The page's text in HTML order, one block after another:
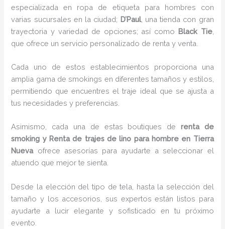
especializada en ropa de etiqueta para hombres con
varias sucursales en la ciudad; D’Paul, una tienda con gran
trayectoria y variedad de opciones; así como Black Tie,
que ofrece un servicio personalizado de renta y venta.
Cada uno de estos establecimientos proporciona una
amplia gama de smokings en diferentes tamaños y estilos,
permitiendo que encuentres el traje ideal que se ajusta a
tus necesidades y preferencias.
Asimismo, cada una de estas boutiques de renta de
smoking y Renta de trajes de lino para hombre en Tierra
Nuevaofrece asesorías para ayudarte a seleccionar el
atuendo que mejor te sienta.
Desde la elección del tipo de tela, hasta la selección del
tamaño y los accesorios, sus expertos están listos para
ayudarte a lucir elegante y sofisticado en tu próximo
evento.